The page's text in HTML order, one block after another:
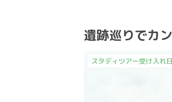
遺跡巡りでカ
スタディツアー受け入れ